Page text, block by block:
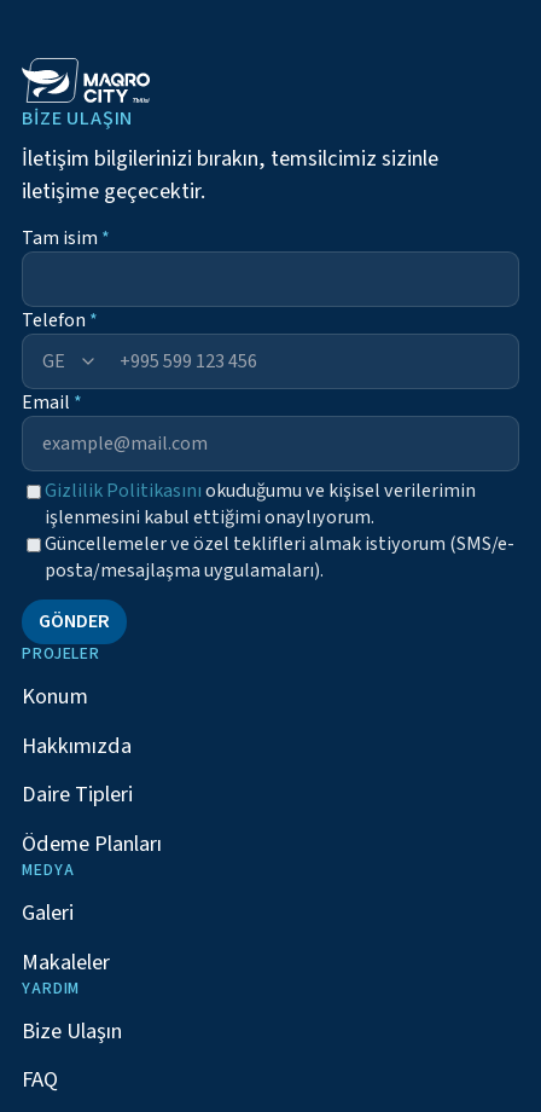
BIZE ULAŞIN
İletişim bilgilerinizi bırakın, temsilcimiz sizinle
iletişime geçecektir.
Tam isim *
Telefon *
+995
Email *
Gizlilik Politikasınıokuduğumu ve kişisel verilerimin
işlenmesini kabul ettiğimi onaylıyorum.
Güncellemeler ve özel teklifleri almak istiyorum (SMS/e-
posta/mesajlaşma uygulamaları).
GÖNDER
PROJELER
Konum
Hakkımızda
Daire Tipleri
Ödeme Planları
MEDYA
Galeri
Makaleler
YARDIM
Bize Ulaşın
FAQ